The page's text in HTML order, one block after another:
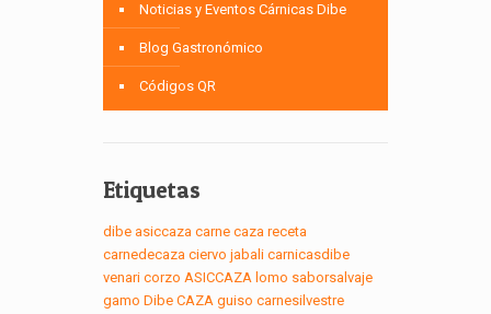
Noticias y Eventos Cárnicas Dibe
Blog Gastronómico
Códigos QR
Etiquetas
dibe asiccaza carne caza receta
carnedecaza ciervo jabali carnicasdibe
venari corzo ASICCAZA lomo saborsalvaje
gamo Dibe CAZA guiso carnesilvestre